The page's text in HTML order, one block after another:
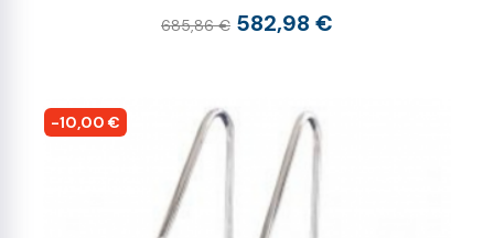
685,86 € 582,98 €
-10,00 €